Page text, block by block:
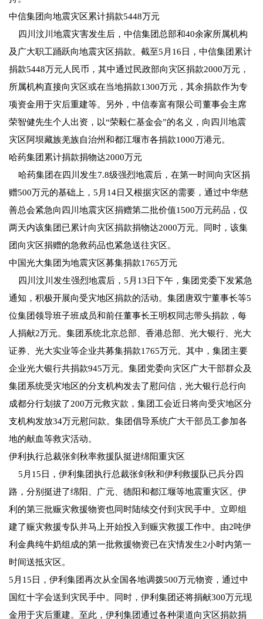
中信集团向地震灾区累计捐款5448万元
四川汶川地震灾害发生后，中信集团总部和40余家所属机构
及广大职工踊跃向地震灾区捐款。截至5月16日，中信集团累计
捐款5448万元人民币，其中通过民政部向灾区捐款2000万元，
所属机构直接向灾区或在当地捐款1300万元，其余捐款作为专
项资金用于灾后重建等。另外，中信泰富有限公司董事会主席
荣智健先生个人出资，以“荣毅仁基金会”的名义，向四川地震
灾区阿坝藏族羌族自治州和都江堰市各捐款1000万港元。
哈药集团累计捐款捐物达2000万元
哈药集团在四川发生7.8级强烈地震后，在第一时间向灾区捐
赠500万元的基础上，5月14日又根据灾区的需要，通过中华慈
善总会紧急向四川地震灾区捐赠第二批价值1500万元药品，仅
两天内该集团已累计向灾区捐款捐物达2000万元。同时，该集
团向灾区捐赠的急救药品也紧急送往灾区。
中国光大集团为地震灾区募集捐款1765万元
四川汶川发生强烈地震后，5月13日下午，集团党委下发紧急
通知，积极开展向受灾地区捐款的活动。集团唐双宁董事长等5
位集团领导班子班成员和前任董事长王明权同志带头捐款，每
人捐献2万元。集团系统北京总部、香港总部、光大银行、光大
证券、光大实业等企业共募集捐款1765万元。其中，集团主要
企业光大银行共捐款945万元。集团党委向灾区广大干部群众及
集团系统受灾地区的分支机构发去了慰问信，光大银行总行向
成都分行划拔了200万元救灾款，集团工会近日将向受灾地区分
支机构发放34万元慰问款。集团倡导系统广大干部员工参加各
地的献血等救灾活动。
伊利执行总裁张剑秋率救援队挺进绵阳重灾区
5月15日，伊利集团执行总裁张剑秋和伊利救援队已兵分四
路，分别挺进了绵阳、广元、德阳和都江堰等地震重灾区。伊
利的第三批赈灾救援物资也同时陆续交付到灾民手中。立即组
建了赈灾救援专队并马上开始投入到赈灾救援工作中。由2吨伊
利金典纯牛奶组成的第一批救援物资已在灾情发生2小时内第一
时间送抵灾区。
5月15日，伊利集团再次从全国各地调拨500万元物资，通过中
国红十字会送到灾民手中。同时，伊利集团还将捐献300万元现
金用于灾后重建。至此，伊利集团通过各种渠道向灾区捐款捐